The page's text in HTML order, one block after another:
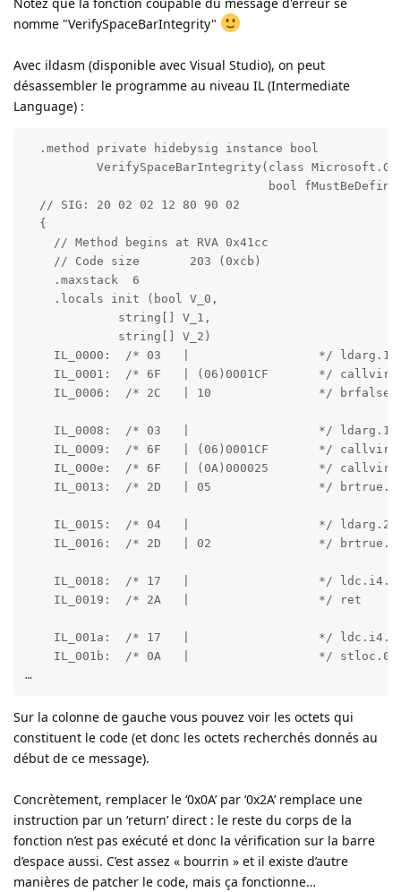
nomme "VerifySpaceBarIntegrity"
Avec ildasm (disponible avec Visual Studio), on peut
désassembler le programme au niveau IL (Intermediate
Language) :
  .method private hidebysig instance bool
VerifySpaceBarIntegrity(class
bool
  // SIG: 20 02 02 12 80 90 02
  {
    // Method begins at RVA 0x41cc
    // Code size       203 (0xcb)
    .maxstack  6
    .locals init (bool V_0,
             string[] V_1,
             string[] V_2)
    IL_0000:  /* 03   |                  */ ldarg.1
IL_0001:  /* 6F   | (06)0001CF       */
IL_0006:  /* 2C   | 10               */
    IL_0008:  /* 03   |                  */ ldarg.1
IL_0009:  /* 6F   | (06)0001CF       */
IL_000e:  /* 6F   | (0A)000025       */
IL_0013:  /* 2D   | 05               */ brtrue.s
    IL_0015:  /* 04   |                  */ ldarg.2
IL_0016:  /* 2D   | 02               */ brtrue.s
    IL_0018:  /* 17   |                  */ ldc.i4.1
    IL_0019:  /* 2A   |                  */ ret
    IL_001a:  /* 17   |                  */ ldc.i4.1
    IL_001b:  /* 0A   |                  */ stloc.0
…
Sur la colonne de gauche vous pouvez voir les octets qui
constituent le code (et donc les octets recherchés donnés au
début de ce message).
Concrètement, remplacer le ‘0x0A’ par ‘0x2A’ remplace une
instruction par un ‘return’ direct : le reste du corps de la
fonction n’est pas exécuté et donc la vérification sur la barre
d’espace aussi. C’est assez « bourrin » et il existe d’autre
manières de patcher le code, mais ça fonctionne…